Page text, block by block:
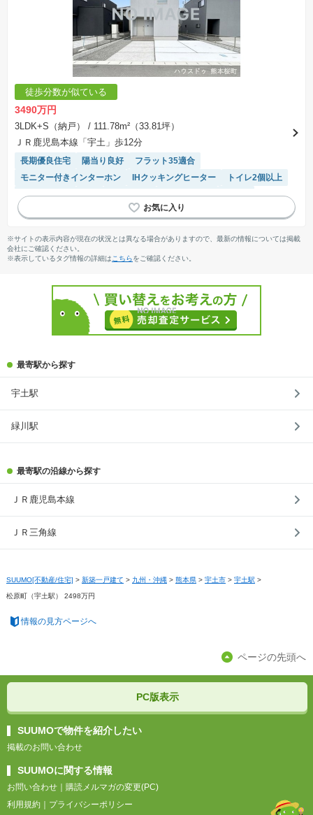
徒歩分数が似ている
3490万円
3LDK+S（納戸）
/ 111.78m²（33.81坪）
ＪＲ鹿児島本線「宇土」歩12分
長期優良住宅 陽当り良好
フラット35適合
モニター付きインターホン
IHクッキングヒーター
トイレ2個以上
閑静な住宅地
WIC オール電化 対面キッチン
食洗機
浴室乾燥機
システムキッチン
※サイトの表示内容が現在の状況とは異なる場合がありますので、最新の情報については掲載
会社にご確認ください。
※表示しているタグ情報の詳細は こちらをご確認ください。
最寄駅から探す
宇土駅
緑川駅
最寄駅の沿線から探す
ＪＲ鹿児島本線
ＪＲ三角線
SUUMO[不動産/住宅] > 新築一戸建て > 九州・沖縄 > 熊本県 > 宇土市 > 宇土駅 >
松原町（宇土駅） 2498万円
情報の見方ページへ
ページの先頭へ
PC版表示
SUUMOで物件を紹介したい
掲載のお問い合わせ
SUUMOに関する情報
お問い合わせ
購読メルマガの変更(PC)
利用規約
プライバシーポリシー